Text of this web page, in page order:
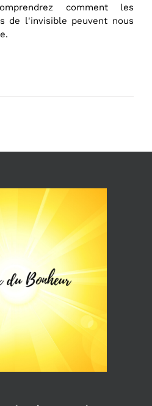
comment les
de l'invisible peuvent nous